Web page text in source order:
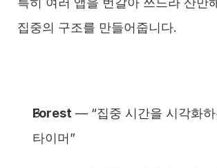
집중의 구조를 만들어줍니다.
Forest — “집중 시간을 시각화
타이머”